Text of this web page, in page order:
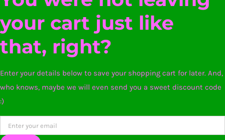
your cart just like
that, right?
Enter your details below to save your shopping cart for later. And,
who knows, maybe we will even send you a sweet discount code
:)